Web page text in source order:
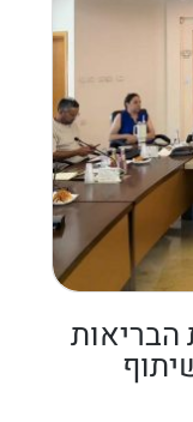
הבריאות